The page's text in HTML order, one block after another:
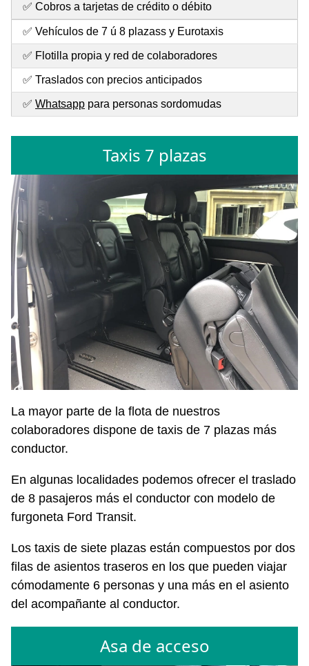
✅ Cobros a tarjetas de crédito o débito
✅ Vehículos de 7 ú 8 plazass y Eurotaxis
✅ Flotilla propia y red de colaboradores
✅ Traslados con precios anticipados
✅ Whatsapp para personas sordomudas
Taxis 7 plazas
La mayor parte de la flota de nuestros
colaboradores dispone de taxis de 7 plazas más
conductor.
En algunas localidades podemos ofrecer el traslado
de 8 pasajeros más el conductor con modelo de
furgoneta Ford Transit.
Los taxis de siete plazas están compuestos por dos
filas de asientos traseros en los que pueden viajar
cómodamente 6 personas y una más en el asiento
del acompañante al conductor.
Asa de acceso